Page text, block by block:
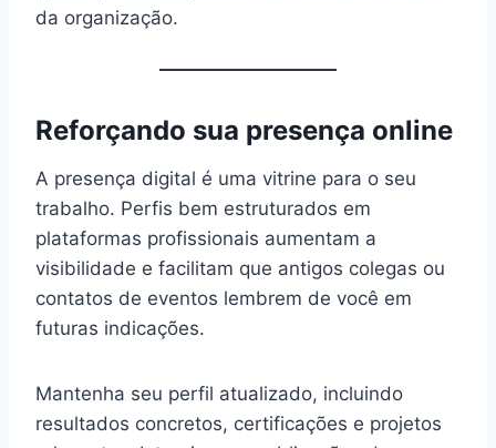
da organização.
Reforçando sua presença online
A presença digital é uma vitrine para o seu
trabalho. Perfis bem estruturados em
plataformas profissionais aumentam a
visibilidade e facilitam que antigos colegas ou
contatos de eventos lembrem de você em
futuras indicações.
Mantenha seu perfil atualizado, incluindo
resultados concretos, certificações e projetos